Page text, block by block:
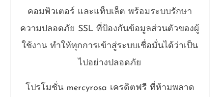
คอมพิวเตอร์ และแท็บเล็ต พร้อมระบบรักษา
ความปลอดภัย SSL ที่ป้องกันข้อมูลส่วนตัวของผู้
ใช้งาน ทำให้ทุกการเข้าสู่ระบบเชื่อมั่นได้ว่าเป็น
ไปอย่างปลอดภัย
โปรโมชั่น mercyrosa เครดิตฟรี ที่ห้ามพลาด